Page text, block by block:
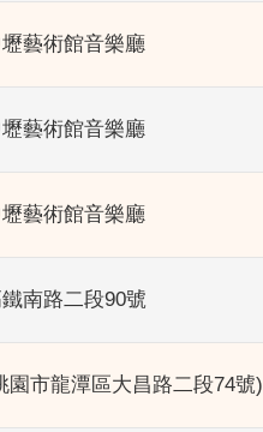
藝術館音樂廳
藝術館音樂廳
藝術館音樂廳
南路二段90號
園市龍潭區大昌路二段74號)